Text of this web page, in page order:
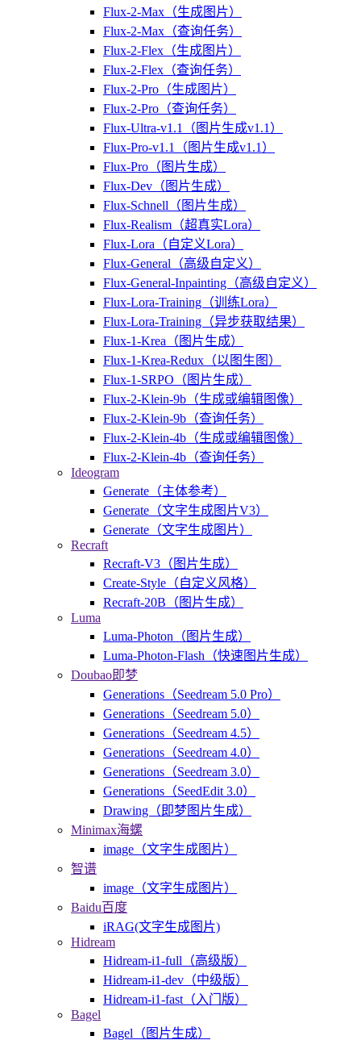
Flux-2-Max（生成图片）
Flux-2-Max（查询任务）
Flux-2-Flex（生成图片）
Flux-2-Flex（查询任务）
Flux-2-Pro（生成图片）
Flux-2-Pro（查询任务）
Flux-Ultra-v1.1（图片生成v1.1）
Flux-Pro-v1.1（图片生成v1.1）
Flux-Pro（图片生成）
Flux-Dev（图片生成）
Flux-Schnell（图片生成）
Flux-Realism（超真实Lora）
Flux-Lora（自定义Lora）
Flux-General（高级自定义）
Flux-General-Inpainting（高级自定义）
Flux-Lora-Training（训练Lora）
Flux-Lora-Training（异步获取结果）
Flux-1-Krea（图片生成）
Flux-1-Krea-Redux（以图生图）
Flux-1-SRPO（图片生成）
Flux-2-Klein-9b（生成或编辑图像）
Flux-2-Klein-9b（查询任务）
Flux-2-Klein-4b（生成或编辑图像）
Flux-2-Klein-4b（查询任务）
Ideogram
Generate（主体参考）
Generate（文字生成图片V3）
Generate（文字生成图片）
Recraft
Recraft-V3（图片生成）
Create-Style（自定义风格）
Recraft-20B（图片生成）
Luma
Luma-Photon（图片生成）
Luma-Photon-Flash（快速图片生成）
Doubao即梦
Generations（Seedream 5.0 Pro）
Generations（Seedream 5.0）
Generations（Seedream 4.5）
Generations（Seedream 4.0）
Generations（Seedream 3.0）
Generations（SeedEdit 3.0）
Drawing（即梦图片生成）
Minimax海螺
image（文字生成图片）
智谱
image（文字生成图片）
Baidu百度
iRAG(文字生成图片)
Hidream
Hidream-i1-full（高级版）
Hidream-i1-dev（中级版）
Hidream-i1-fast（入门版）
Bagel
Bagel（图片生成）